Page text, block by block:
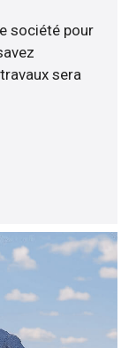
société pour
sera